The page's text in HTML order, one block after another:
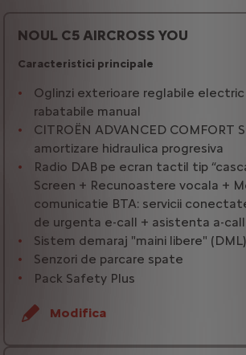
NOUL C5 AIRCROSS YOU
Caracteristici principale
Oglinzi exterioare reglabile
rabatabile manual
CITROËN ADVANCED COMFORT
amortizare hidraulica progresiva
Radio DAB pe ecran tactil tip
Screen + Recunoastere vocala +
comunicatie BTA: servicii
de urgenta e-call + asistenta a-call
Sistem demaraj "maini libere" (DML)
Senzori de parcare spate
Pack Safety Plus
Modifica